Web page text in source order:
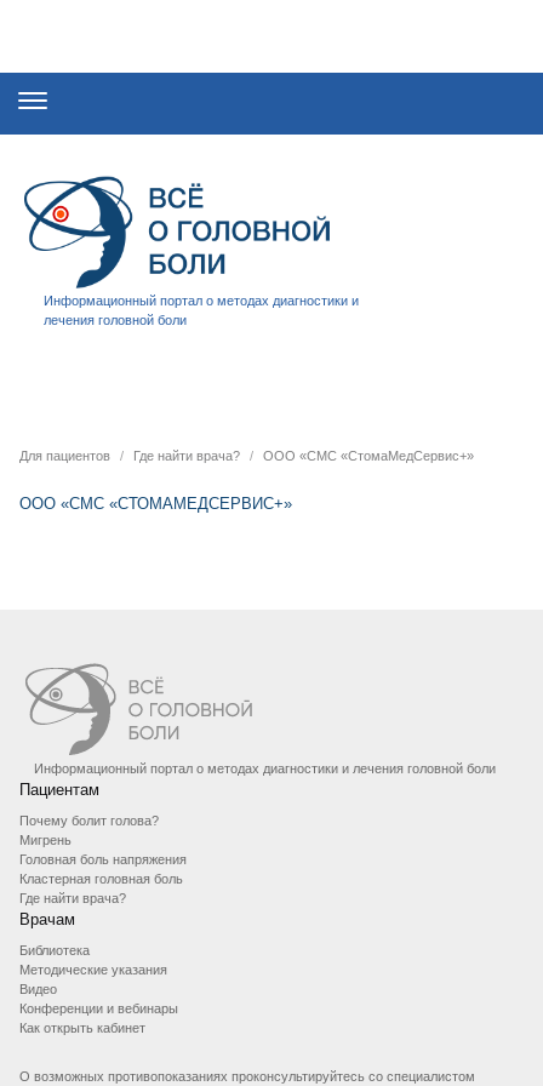
Информационный портал о методах диагностики и
лечения головной боли
Для пациентов Где найти врача? ООО «СМС «СтомаМедСервис+»
ООО «СМС «СТОМАМЕДСЕРВИС+»
Информационный портал о методах диагностики и лечения головной боли
Пациентам
Почему болит голова?
Мигрень
Головная боль напряжения
Кластерная головная боль
Где найти врача?
Врачам
Библиотека
Методические указания
Видео
Конференции и вебинары
Как открыть кабинет
О возможных противопоказаниях проконсультируйтесь со специалистом